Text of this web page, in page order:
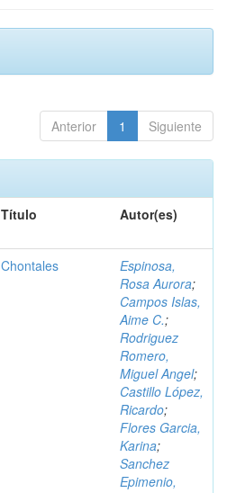
Anterior 1 Siguiente
Título Autor(es)
Chontales
Espinosa,
Rosa Aurora;
Campos Islas,
Aime C.;
Rodriguez
Romero,
Miguel Angel;
Castillo López,
Ricardo;
Flores Garcia,
Karina;
Sanchez
Epimenio,